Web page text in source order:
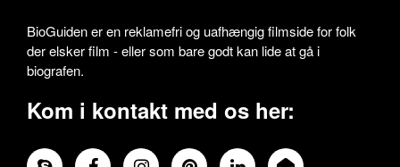
BioGuiden er en reklamefri og uafhængig filmside for folk
der elsker film - eller som bare godt kan lide at gå i
biografen.
Kom i kontakt med os her: